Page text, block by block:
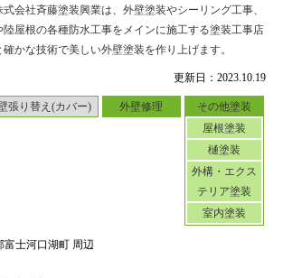
更新日：2023.10.19
張り替え(カバー) 外壁修理
その他塗装
屋根塗装
樋塗装
外構・エクス
テリア塗装
室内塗装
富士河口湖町 周辺
会社斉藤塗装興業は、外壁塗装やシーリング工事、
屋根の各種防水工事をメインに施工する塗装工事店
かな技術で美しい外壁塗装を作り上げます。